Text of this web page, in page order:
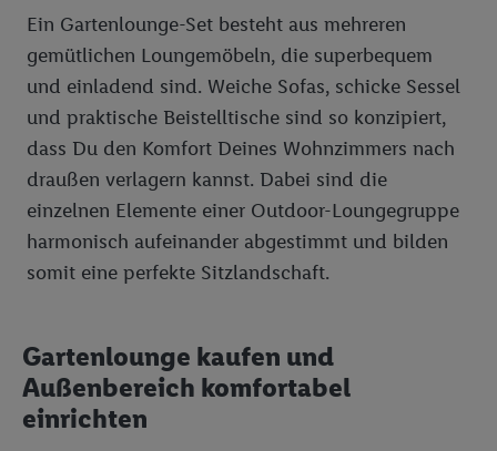
Ein Gartenlounge-Set besteht aus mehreren
gemütlichen Loungemöbeln, die superbequem
und einladend sind. Weiche Sofas, schicke Sessel
und praktische Beistelltische sind so konzipiert,
dass Du den Komfort Deines Wohnzimmers nach
draußen verlagern kannst. Dabei sind die
einzelnen Elemente einer Outdoor-Loungegruppe
harmonisch aufeinander abgestimmt und bilden
somit eine perfekte Sitzlandschaft.
Gartenlounge kaufen und
Außenbereich komfortabel
einrichten